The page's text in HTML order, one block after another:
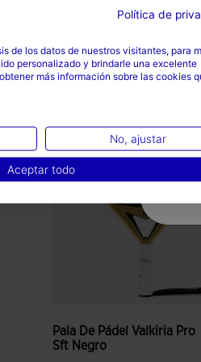
Mex$ 5.999,00
Pala De Pádel Valkiria Pro
Sft Negro
Política de
de los datos de nuestros visitantes, para
personalizado y brindarle una excelente
más información sobre las cookies
No, ajustar
Aceptar todo